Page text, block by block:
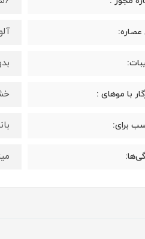
عصاره:
با موهای :
برای: